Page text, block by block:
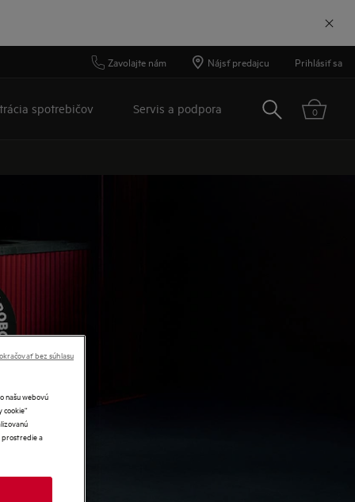
Zavolajte nám Nájsť predajcu Prihlásiť sa
spotrebičov Servis a podpora Vyhľadať0
našu webovú
prostredie a
bez súhlasu